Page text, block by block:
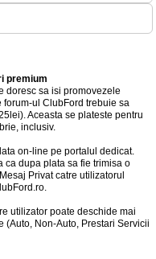
premium
doresc sa isi promovezele
ul ClubFord trebuie sa
Aceasta se plateste pentru
inclusiv.
on-line pe portalul dedicat.
ca dupa plata sa fie trimisa o
Privat catre utilizatorul
utilizator poate deschide mai
(Auto, Non-Auto, Prestari Servicii